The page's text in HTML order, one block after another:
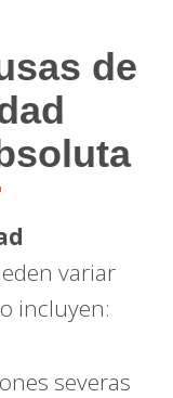
de
variar
incluyen:
severas